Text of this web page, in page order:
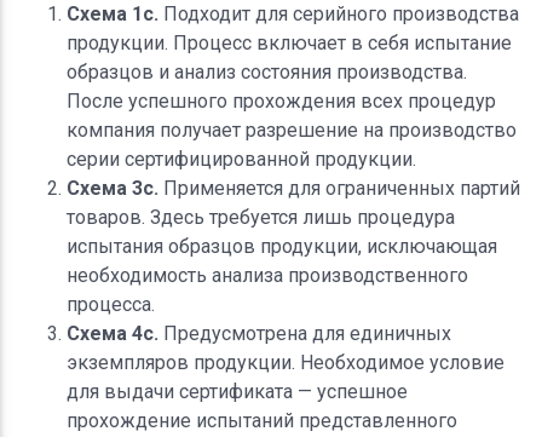
Схема 1c. Подходит для серийного производства
продукции. Процесс включает в себя испытание
образцов и анализ состояния производства.
После успешного прохождения всех процедур
компания получает разрешение на производство
серии сертифицированной продукции.
Схема 3c. Применяется для ограниченных партий
товаров. Здесь требуется лишь процедура
испытания образцов продукции, исключающая
необходимость анализа производственного
процесса.
Схема 4c. Предусмотрена для единичных
экземпляров продукции. Необходимое условие
для выдачи сертификата — успешное
прохождение испытаний представленного